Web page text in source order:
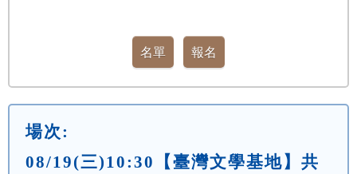
場次:
08/19(三)10:30【臺灣文學基地】共